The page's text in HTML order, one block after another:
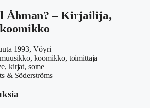
Åhman? – Kirjailija,
1993, Vöyri
koomikko, toimittaja
kirjat, some
& Söderströms